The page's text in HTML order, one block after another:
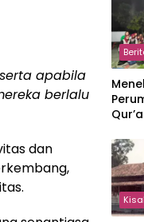
apabila
berlalu
dan